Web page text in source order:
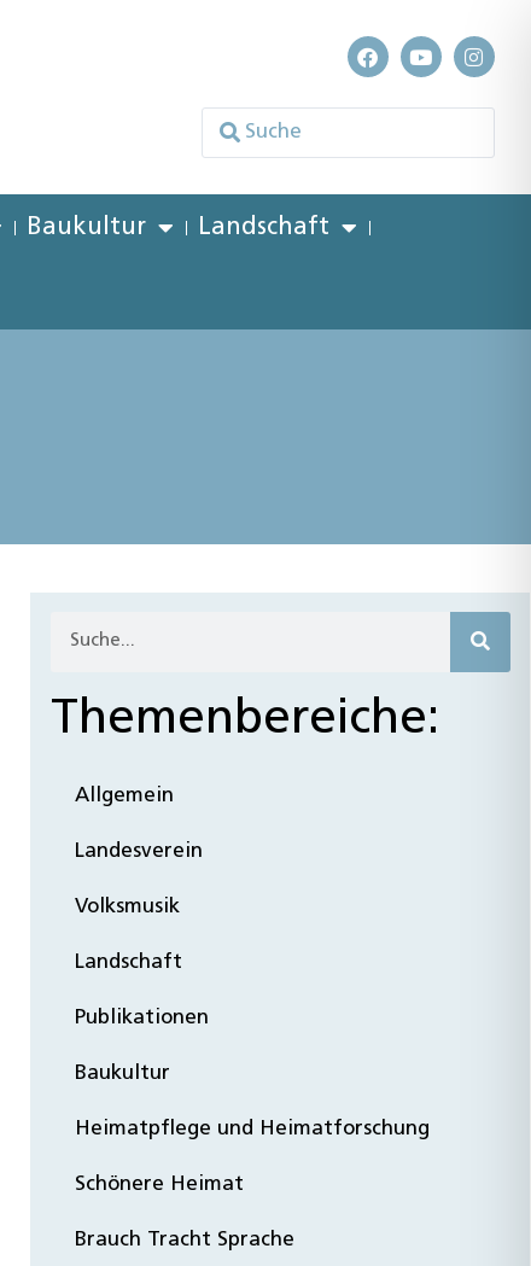
Baukultur
Landschaft
Themenbereiche:
Allgemein
Landesverein
Volksmusik
Landschaft
Publikationen
Baukultur
Heimatpflege und Heimatforschung
Schönere Heimat
Brauch Tracht Sprache